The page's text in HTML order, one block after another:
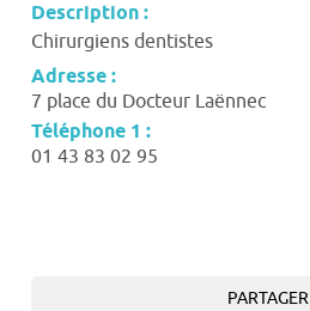
Description :
Chirurgiens dentistes
Adresse :
7 place du Docteur Laënnec
Téléphone 1 :
01 43 83 02 95
PARTAGER